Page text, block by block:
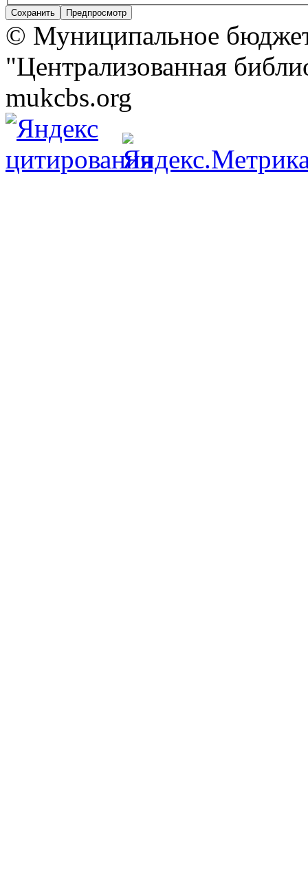
© Муниципальное
"Централизованная
mukcbs.org